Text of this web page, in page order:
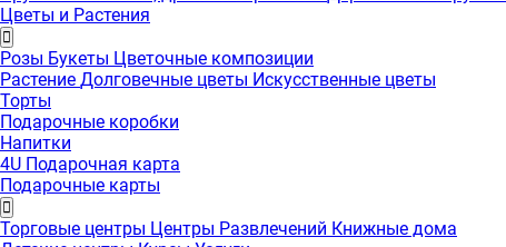
Цветы и Растения
Розы Букеты Цветочные композиции
Растение Долговечные цветы Искусственные цветы
Торты
Подарочные коробки
Напитки
4U Подарочная карта
Подарочные карты
Торговые центры Центры Развлечений Книжные дома